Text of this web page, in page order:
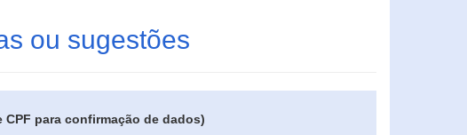
ou sugestões
para confirmação de dados)